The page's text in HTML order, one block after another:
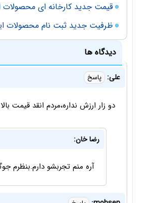
قیمت جدید کارخانه ای محصولات
ظرفیت جدید ثبت نام محصولات
دیدگاه ها
علی: پاسخ
دو‌ زار ارزش نداره،مردم انقد قیمت
رضا خان:
آره منم تجربشو دارم.بنظرم